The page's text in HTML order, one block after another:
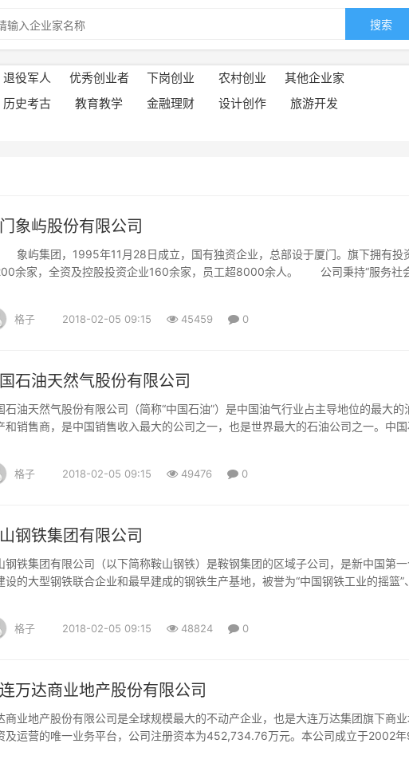
搜索
退役军人 优秀创业者 下岗创业 农村创业
其他企业家
历史考古 教育教学 金融理财 设计创作 旅游开发
象屿股份有限公司
集团，1995年11月28日成立，国有独资企业，总部设于厦门。旗下拥有投
余家，全资及控股投资企业160余家，员工超8000余人。 公司秉持“服务社
供应链管理及流通服务、公共服务平台及产业地产开发、房地产、类金融服务及股
现代服务业...
格子 2018-02-05 09:15 45459 0
石油天然气股份有限公司
石油天然气股份有限公司（简称“中国石油”）是中国油气行业占主导地位的最大的
和销售商，是中国销售收入最大的公司之一，也是世界最大的石油公司之一。中国
天然气集团公司独家发起设立的股份有限公司，成立于1999年11月5日。中国石油
国存托股份及H股于2000年4月6日及4月7日分别在纽约证券交易所有...
格子 2018-02-05 09:15 49476 0
钢铁集团有限公司
钢铁集团有限公司（以下简称鞍山钢铁）是鞍钢集团的区域子公司，是新中国第
设的大型钢铁联合企业和最早建成的钢铁生产基地，被誉为“中国钢铁工业的摇篮”
东临中长铁路，西倚沈大高速公路，南对鞍山市鞍千西路，北靠鞍山市沙河，所属
业公司在鞍山、辽阳弓长岭地区有7座大型铁矿山。 目前，鞍山钢铁己形成...
格子 2018-02-05 09:15 48824 0
万达商业地产股份有限公司
商业地产股份有限公司是全球规模最大的不动产企业，也是大连万达集团旗下商
及运营的唯一业务平台，公司注册资本为452,734.76万元。本公司成立于2002年